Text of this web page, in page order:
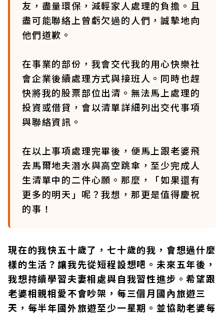
友，盡量環保，減輕家人處理的負擔。且
盡可能聯絡上曾虧欠過的人們，誠摰地向
他們道歉。
在事業的部份，我會交代我的用心快樂社
會企業後續處理方式與接班人。同時也趕
快將我的股票部位出清。無法馬上處理的
投資或借貸，會以清單詳細列出交代事項
與聯絡資訊。
在以上事項處理完畢後，便馬上跟老婆飛
去馬爾地夫潛水與高空跳傘，至少完成人
生清單中的二件心願。那麼，「如果還有
更多的明天」呢？我想，那更是值得慶祝
的事！
現在的我快五十歲了，七十歲的我，會想過什麼
樣的生活？讓我先從短程設想吧。未來五年後，
我想持續學習夫妻相處與自我習性進步。希望跟
老婆相親相愛不會吵架，每三個月國內旅遊三
天，每半年國外旅遊至少一星期。並協助老婆每